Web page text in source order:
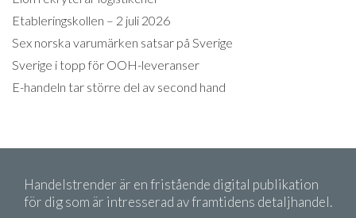
Etableringskollen – 2 juli 2026
Sex norska varumärken satsar på Sverige
Sverige i topp för OOH-leveranser
E-handeln tar större del av second hand
Handelstrender är en fristående digital publikation
för dig som är intresserad av framtidens detaljhandel.